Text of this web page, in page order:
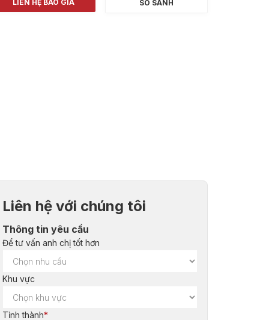
LIÊN HỆ BÁO GIÁ SO SÁNH
Liên hệ với chúng tôi
Thông tin yêu cầu
Để tư vấn anh chị tốt hơn
Khu vực
Tỉnh thành*